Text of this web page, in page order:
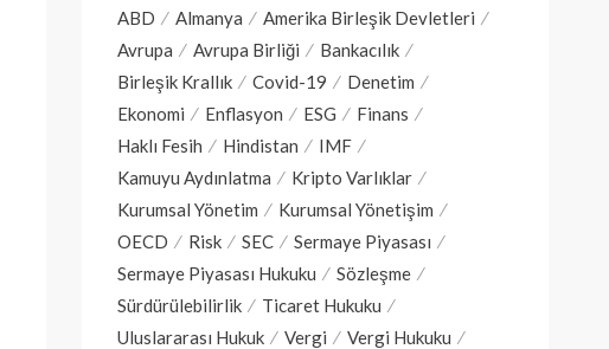
ABD Almanya
Amerika Birleşik Devletleri
Avrupa
Avrupa Birliği
Bankacılık
Birleşik Krallık
Covid-19
Denetim
Ekonomi
Enflasyon ESG
Finans
Haklı Fesih
Hindistan
IMF
Kamuyu Aydınlatma
Kripto Varlıklar
Kurumsal Yönetim
Kurumsal Yönetişim
OECD
Risk SEC
Sermaye Piyasası
Sermaye Piyasası Hukuku
Sözleşme
Sürdürülebilirlik
Ticaret Hukuku
Uluslararası Hukuk
Vergi
Vergi Hukuku